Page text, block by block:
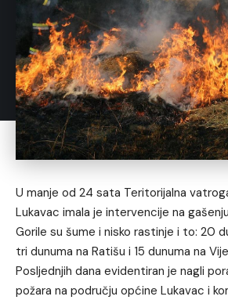
U manje od 24 sata Teritorijalna
Lukavac imala je intervencije na
Gorile su šume i nisko rastinje i to: 20
tri dunuma na Ratišu i 15 dunuma na
Posljednjih dana evidentiran je nagli
požara na području općine Lukavac i